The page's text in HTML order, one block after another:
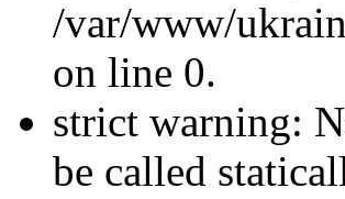
/var/www/
on line 0.
strict warning:
be called